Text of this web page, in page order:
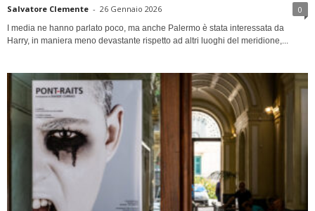
Salvatore Clemente - 26 Gennaio 2026 0
I media ne hanno parlato poco, ma anche Palermo è stata interessata da
Harry, in maniera meno devastante rispetto ad altri luoghi del meridione,...